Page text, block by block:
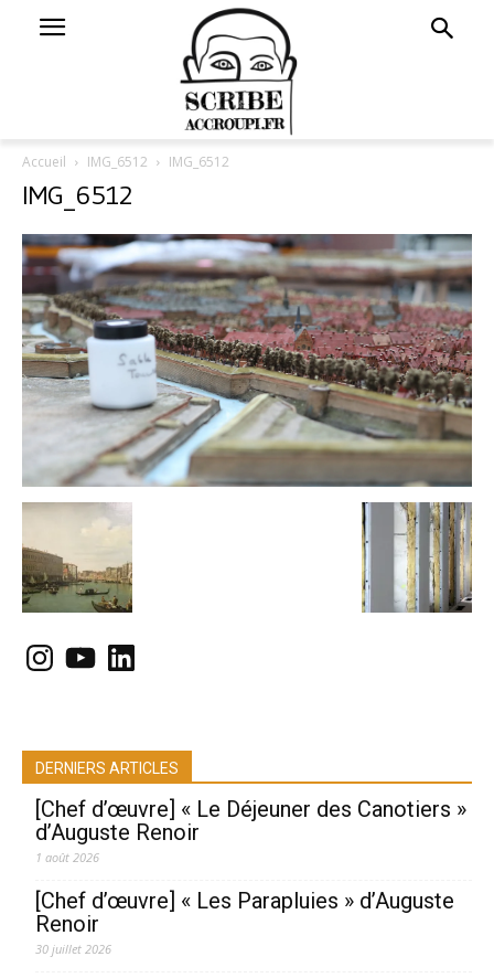
Accueil IMG_6512 IMG_6512
IMG_6512
Instagram
YouTubeLinkedIn
DERNIERS ARTICLES
[Chef d’œuvre] « Le Déjeuner des Canotiers »
d’Auguste Renoir
1 août 2026
[Chef d’œuvre] « Les Parapluies » d’Auguste
Renoir
30 juillet 2026